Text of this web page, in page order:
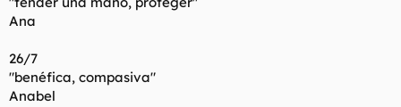
Ana
26/7
"benéfica, compasiva"
Anabel